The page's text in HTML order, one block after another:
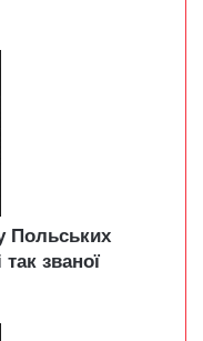
Польських
званої